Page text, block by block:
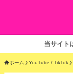
当サイトは、海外在住
ホーム YouTube / TikTok